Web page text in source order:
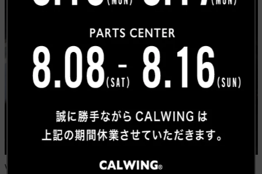
VR35DDTTは、日産が誇る高性能エンジンであり、GT-